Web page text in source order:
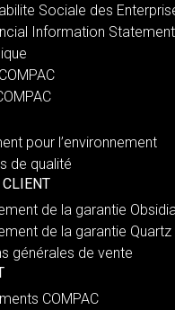
Sociale des
Information
pour l’environnement
de qualité
CLIENT
de la garantie
de la garantie Quartz
générales de vente
COMPAC